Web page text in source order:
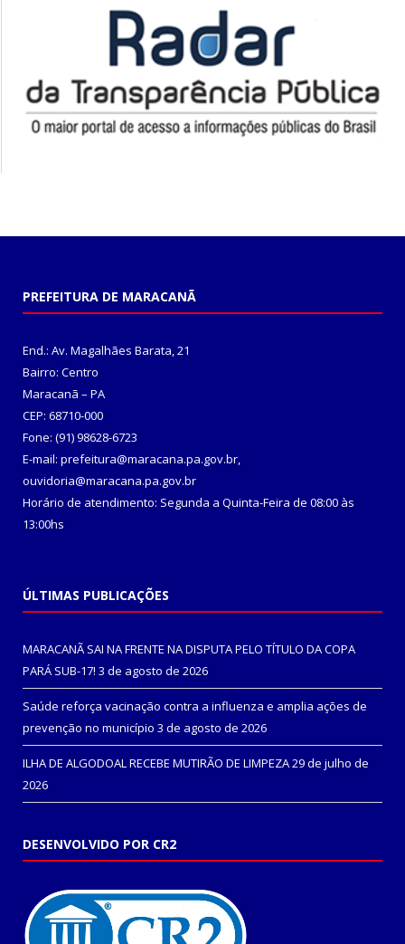
PREFEITURA DE MARACANÃ
End.: Av. Magalhães Barata, 21
Bairro: Centro
Maracanã – PA
CEP: 68710-000
Fone: (91) 98628-6723
E-mail: prefeitura@maracana.pa.gov.br,
ouvidoria@maracana.pa.gov.br
Horário de atendimento: Segunda a Quinta-Feira de 08:00 às
13:00hs
ÚLTIMAS PUBLICAÇÕES
MARACANÃ SAI NA FRENTE NA DISPUTA PELO TÍTULO DA COPA
PARÁ SUB-17! 3 de agosto de 2026
Saúde reforça vacinação contra a influenza e amplia ações de
prevenção no município 3 de agosto de 2026
ILHA DE ALGODOAL RECEBE MUTIRÃO DE LIMPEZA29 de julho de
2026
DESENVOLVIDO POR CR2